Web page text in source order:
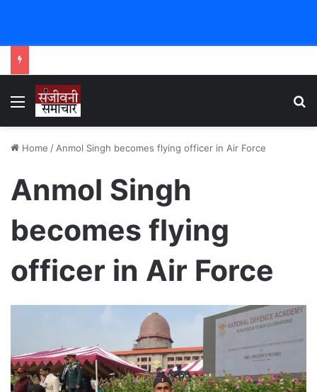
Menu
Home / Anmol Singh becomes flying officer in Air Force
Anmol Singh
becomes flying
officer in Air Force